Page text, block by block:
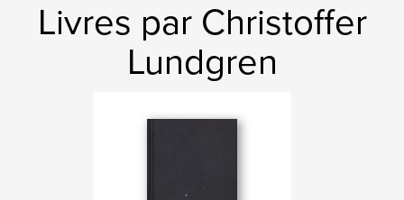
Livres par Christoffer
Lundgren